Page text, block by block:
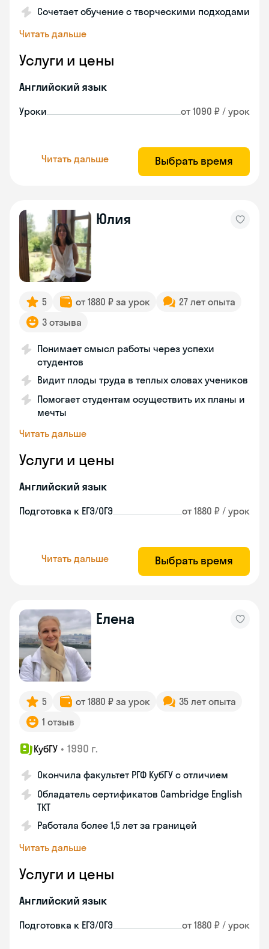
Сочетает обучение с творческими подходами
Читать дальше
Услуги и цены
Английский язык
Уроки от 1090 ₽ / урок
Читать дальше Выбрать время
Юлия
5 от 1880 ₽ за урок
27 лет опыта
3 отзыва
Понимает смысл работы через успехи
студентов
Видит плоды труда в теплых словах учеников
Помогает студентам осуществить их планы и
мечты
Читать дальше
Услуги и цены
Английский язык
Подготовка к ЕГЭ/ОГЭ от 1880 ₽ / урок
Читать дальше Выбрать время
Елена
5 от 1880 ₽ за урок
35 лет опыта
1 отзыв
КубГУ • 1990 г.
Окончила факультет РГФ КубГУ с отличием
Обладатель сертификатов Cambridge English
TKT
Работала более 1,5 лет за границей
Читать дальше
Услуги и цены
Английский язык
Подготовка к ЕГЭ/ОГЭ от 1880 ₽ / урок